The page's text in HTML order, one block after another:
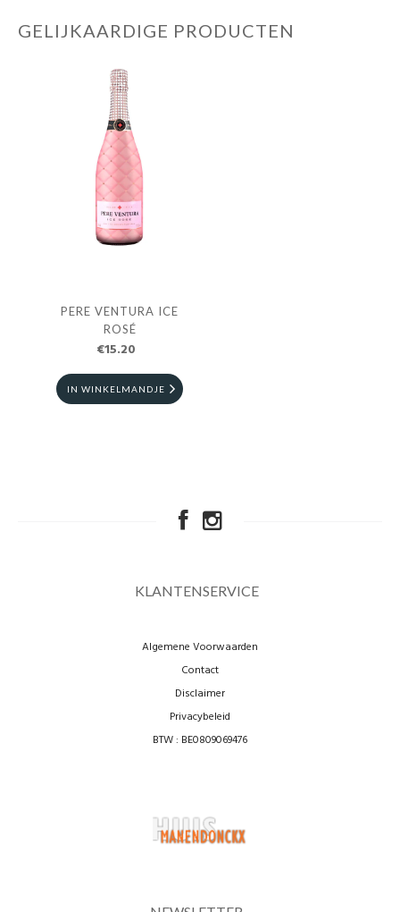
GELIJKAARDIGE PRODUCTEN
PERE VENTURA ICE
ROSÉ
€15.20
IN WINKELMANDJE
KLANTENSERVICE
Algemene Voorwaarden
Contact
Disclaimer
Privacybeleid
BTW : BE0809069476